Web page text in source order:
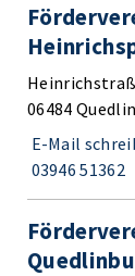
06484
E-Mail
03946 51362